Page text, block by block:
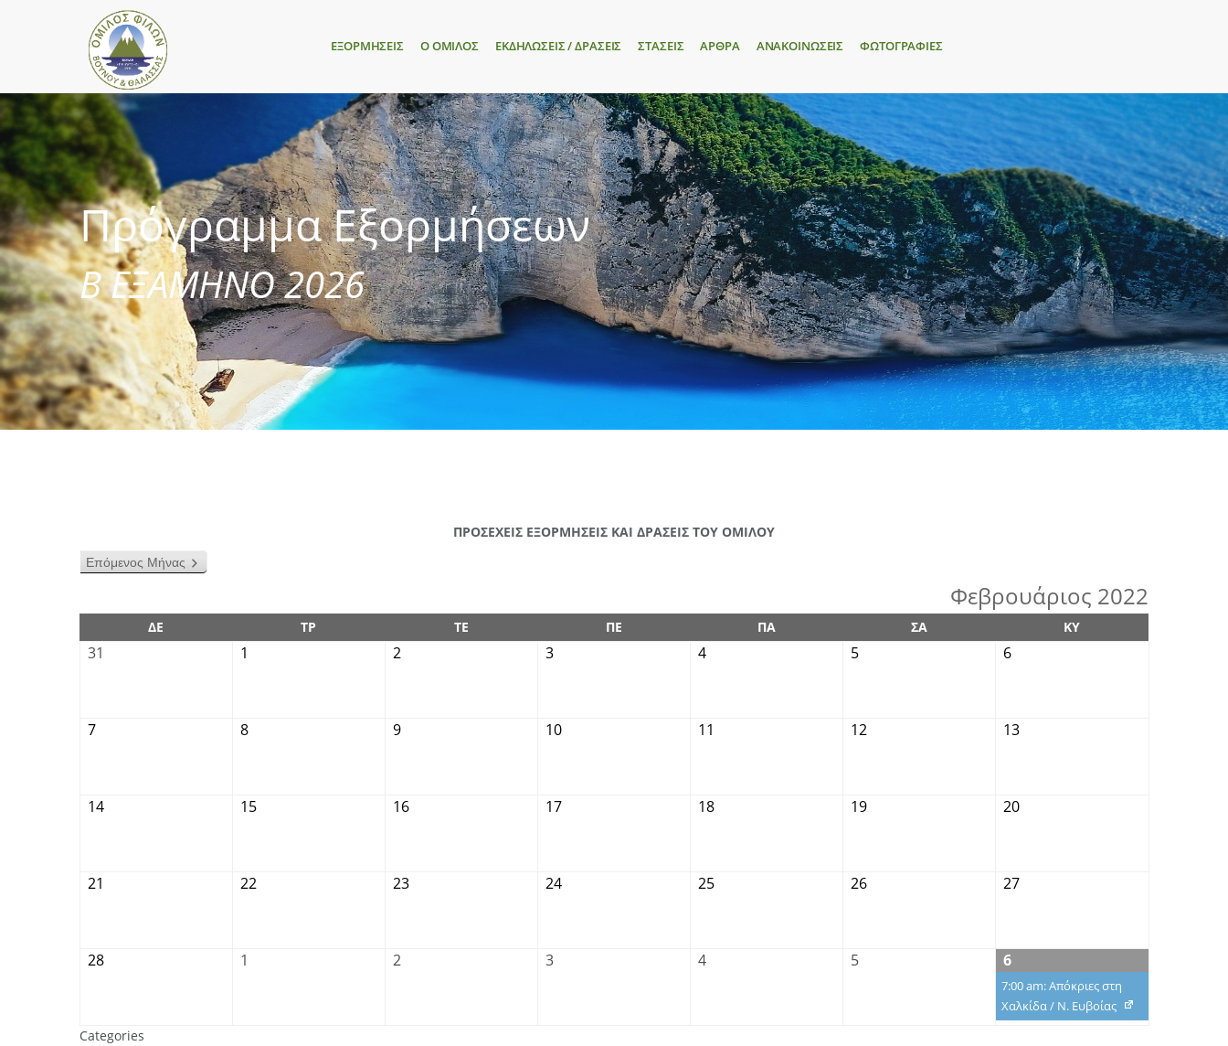
ΕΞΟΡΜΗΣΕΙΣ Ο ΟΜΙΛΟΣ ΕΚΔΗΛΩΣΕΙΣ / ΔΡΑΣΕΙΣ ΣΤΑΣΕΙΣ ΑΡΘΡΑ ΑΝΑΚΟΙΝΩΣΕΙΣ ΦΩΤΟΓΡΑΦΙΕΣ
Πρόγραμμα Εξορμήσεων
Β ΕΞΑΜΗΝΟ 2026
ΠΡΟΣΕΧΕΙΣ ΕΞΟΡΜΗΣΕΙΣ ΚΑΙ ΔΡΑΣΕΙΣ ΤΟΥ ΟΜΙΛΟΥ
Επόμενος Μήνας
Φεβρουάριος 2022
ΔΕ ΤΡ ΤΕ ΠΕ ΠΑ ΣΑ ΚΥ
31 1 2 3 4 5 6
7 8 9 10 11 12 13
14 15 16 17 18 19 20
21 22 23 24 25 26 27
28 1 2 3 4 5 6
7:00 am: Απόκριες στη
Χαλκίδα / Ν. Ευβοίας
Categories